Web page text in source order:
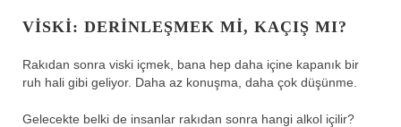
VISKI: DERINLEŞMEK MI, KAÇIŞ MI?
Rakıdan sonra viski içmek, bana hep daha içine kapanık bir
ruh hali gibi geliyor. Daha az konuşma, daha çok düşünme.
Gelecekte belki de insanlar rakıdan sonra hangi alkol içilir?